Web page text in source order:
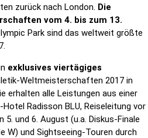
zurück nach London. Die
vom 4. bis zum 13.
Park sind das weltweit größte
exklusives viertägiges
Weltmeisterschaften 2017 in
erhalten alle Leistungen aus einer
Radisson BLU, Reiseleitung vor
und 6. August (u.a. Diskus-Finale
W) und Sightseeing-Touren durch